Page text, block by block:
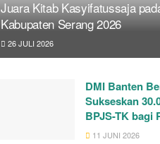
Juara Kitab Kasyifatussaja
Kabupaten Serang 2026
26 JULI 2026
DMI Banten
Sukseskan
BPJS-TK bagi
11 JUNI 2026